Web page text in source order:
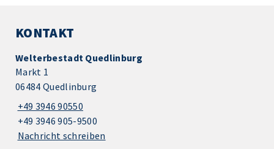
KONTAKT
Welterbestadt Quedlinburg
Markt 1
06484 Quedlinburg
+49 3946 90550
+49 3946 905-9500
Nachricht schreiben